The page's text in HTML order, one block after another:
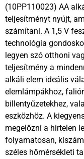
(10PP110023) AA
teljesítményt nyújt,
számítani. A 1,5 V
technológia
legyen szó otthoni
teljesítmény a
alkáli elem ideális
elemlámpákhoz,
billentyűzetekhez,
eszközhöz. A
megelőzni a hirtelen
folyamatosan,
széles hőmérsékleti